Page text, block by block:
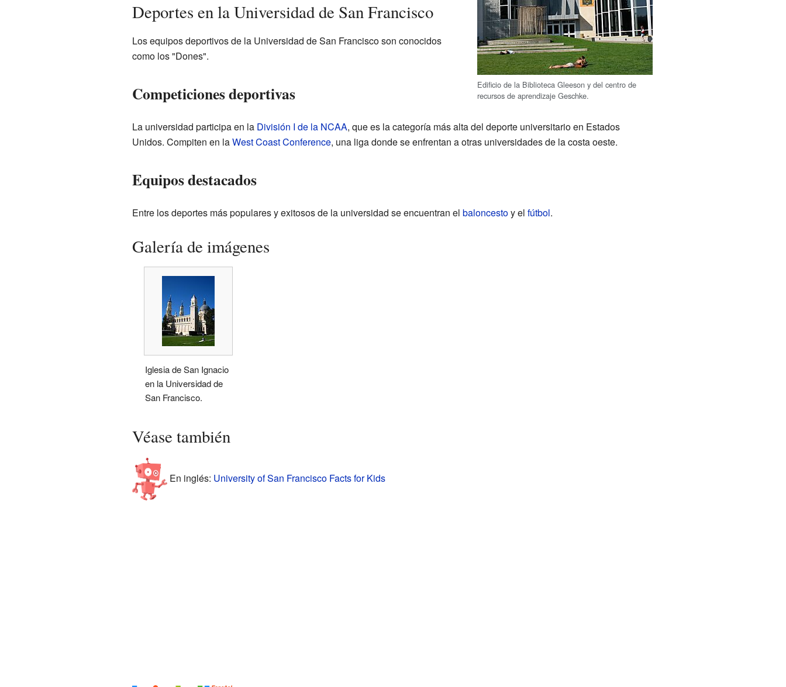
Edificio de la Biblioteca Gleeson y del centro de
recursos de aprendizaje Geschke.
Deportes en la Universidad de San Francisco
Los equipos deportivos de la Universidad de San Francisco son conocidos
como los "Dones".
Competiciones deportivas
La universidad participa en la División I de la NCAA, que es la categoría más alta del deporte universitario en Estados
Unidos. Compiten en laWest Coast Conference, una liga donde se enfrentan a otras universidades de la costa oeste.
Equipos destacados
Entre los deportes más populares y exitosos de la universidad se encuentran el baloncestoy el fútbol.
Galería de imágenes
Iglesia de San Ignacio
en la Universidad de
San Francisco.
Véase también
En inglés: University of San Francisco Facts for Kids